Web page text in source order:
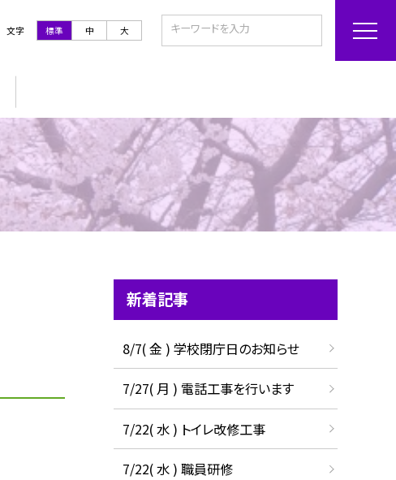
文字 標準 中 大
新着記事
8/7( 金 ) 学校閉庁日のお知らせ
7/27( 月 ) 電話工事を行います
7/22( 水 ) トイレ改修工事
7/22( 水 ) 職員研修